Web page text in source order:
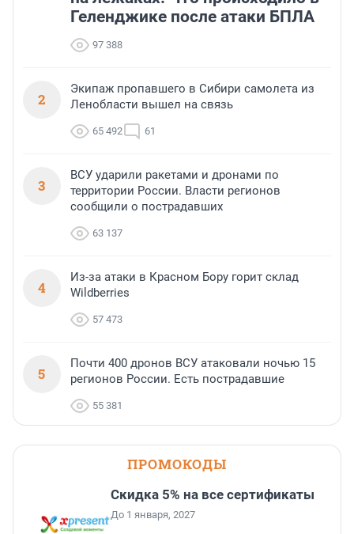
Геленджике после атаки БПЛА
97 388
2
Экипаж пропавшего в Сибири самолета из
Ленобласти вышел на связь
65 492 61
3
ВСУ ударили ракетами и дронами по
территории России. Власти регионов
сообщили о пострадавших
63 137
4
Из-за атаки в Красном Бору горит склад
Wildberries
57 473
5
Почти 400 дронов ВСУ атаковали ночью 15
регионов России. Есть пострадавшие
55 381
ПРОМОКОДЫ
Скидка 5% на все сертификаты
До 1 января, 2027